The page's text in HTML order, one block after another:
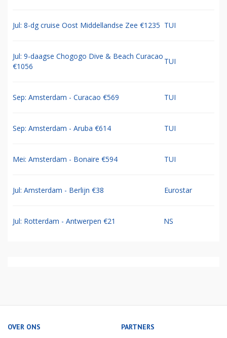
Jul: 8-dg cruise Oost Middellandse Zee €1235 TUI
Jul: 9-daagse Chogogo Dive & Beach Curacao
€1056
TUI
Sep: Amsterdam - Curacao €569 TUI
Sep: Amsterdam - Aruba €614 TUI
Mei: Amsterdam - Bonaire €594 TUI
Jul: Amsterdam - Berlijn €38 Eurostar
Jul: Rotterdam - Antwerpen €21 NS
OVER ONS PARTNERS